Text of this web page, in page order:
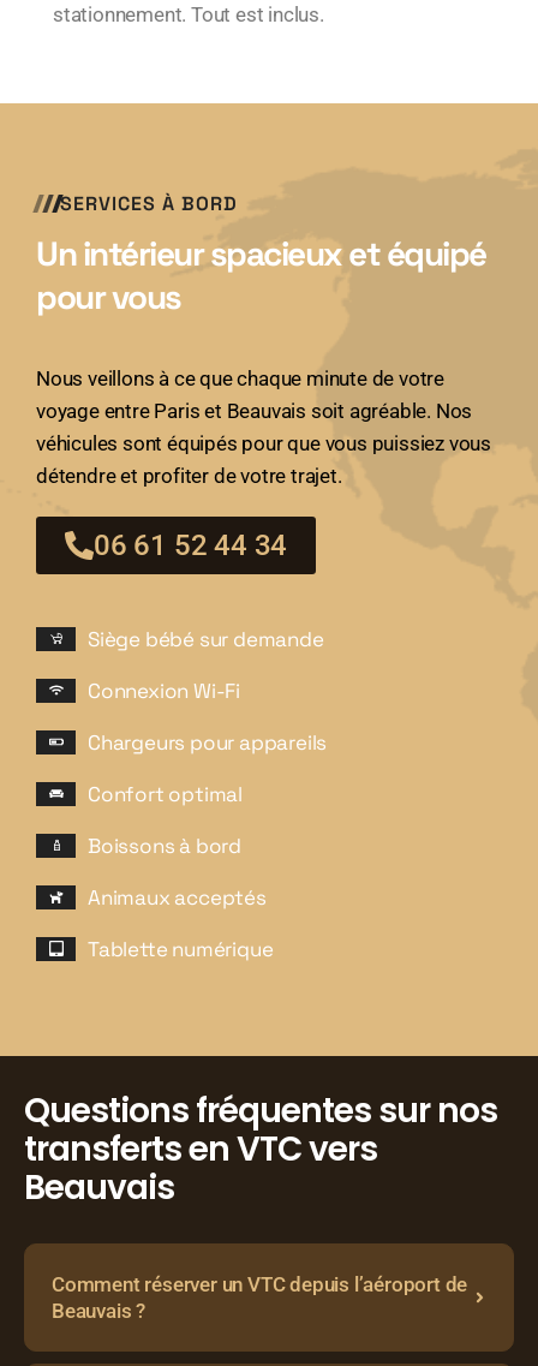
stationnement. Tout est inclus.
SERVICES À BORD
Un intérieur spacieux et équipé
pour vous
Nous veillons à ce que chaque minute de votre
voyage entre Paris et Beauvais soit agréable. Nos
véhicules sont équipés pour que vous puissiez vous
détendre et profiter de votre trajet.
06 61 52 44 34
Siège bébé sur demande
Connexion Wi-Fi
Chargeurs pour appareils
Confort optimal
Boissons à bord
Animaux acceptés
Tablette numérique
Questions fréquentes sur nos
transferts en VTC vers
Beauvais
Comment réserver un VTC depuis l’aéroport de
Beauvais ?